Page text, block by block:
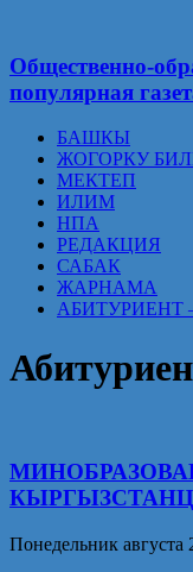
Общественно-
популярная
БАШКЫ
ЖОГОРКУ
МЕКТЕП
ИЛИМ
НПА
РЕДАКЦИЯ
САБАК
ЖАРНАМА
АБИТУРИЕНТ –
Понедельник августа